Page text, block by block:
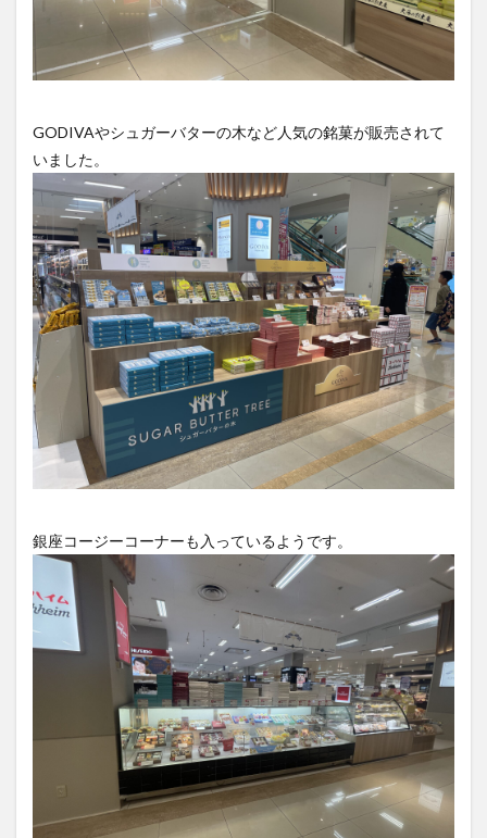
GODIVAやシュガーバターの木など人気の銘菓が販売されて
いました。
銀座コージーコーナーも入っているようです。
漢方 炭火焼き 焼き菓子
犬
由布市 由布院 甲子園
磨崖仏
祝祭の広場 神社 祭り
秋
絵本
自動販売機 自転車 臼杵市
舞台
芋
花 花火 茶碗蒸し 蕎麦
虹
衆議院選挙
複合公共施設 観光
観光スポット
話題
豊後大野 豊後大野市
豊後高田市
買い物
車 農業文化公園
道の駅
鉄道ジオラマ
閉店 閉院 開店
開店閉店
開店閉店まとめ
開院 韓国
韓国料理
音楽
飛行機 飲み物 高崎山
検索